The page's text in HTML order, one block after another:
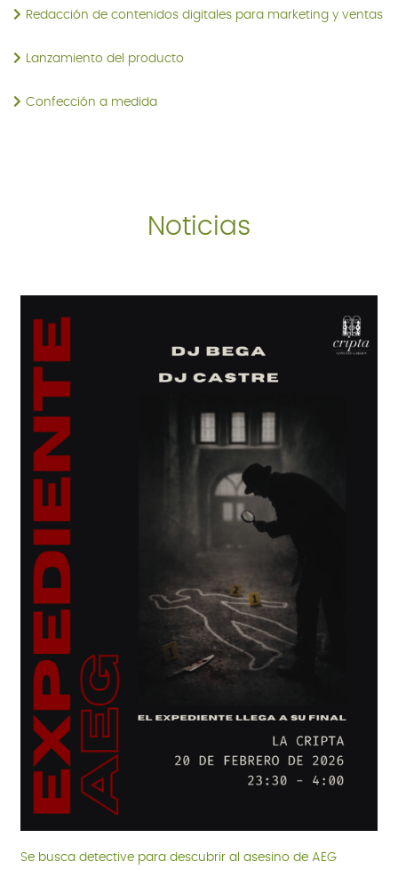
Redacción de contenidos digitales para marketing y ventas
Lanzamiento del producto
Confección a medida
Noticias
Se busca detective para descubrir al asesino de AEG